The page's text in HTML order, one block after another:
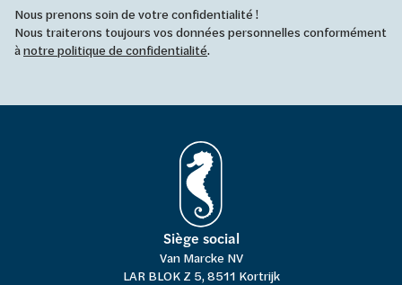
Nous prenons soin de votre confidentialité !
Nous traiterons toujours vos données personnelles conformément
ànotre politique de confidentialité.
Siège social
Van Marcke NV
LAR BLOK Z 5, 8511 Kortrijk